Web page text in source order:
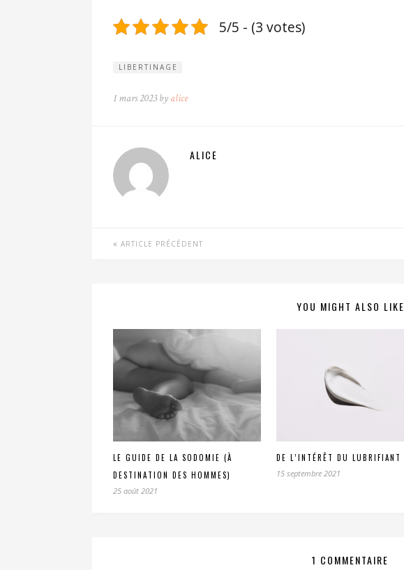
5/5 - (3 votes)
LIBERTINAGE
1 mars 2023 by alice
ALICE
ARTICLE PRÉCÉDENT
YOU MIGHT ALSO LIKE
LE GUIDE DE LA SODOMIE (À
DESTINATION DES HOMMES)
25 août 2021
DE L’INTÉRÊT DU LUBRIFIANT
15 septembre 2021
1 COMMENTAIRE